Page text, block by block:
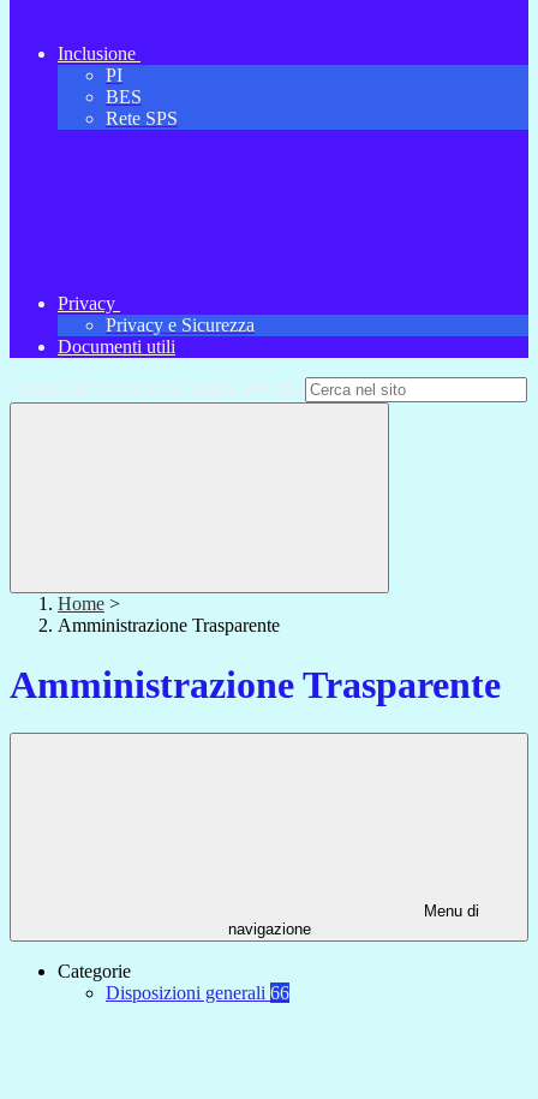
Inclusione
PI
BES
Rete SPS
Privacy
Privacy e Sicurezza
Documenti utili
Campo di ricerca per le pagine del sito
Home >
Amministrazione Trasparente
Amministrazione Trasparente
Menu di
navigazione
Categorie
Disposizioni generali 66